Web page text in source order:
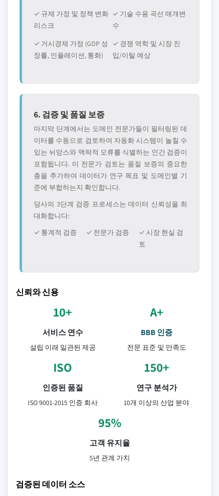
✓ 규제 가정 및 정책 변화
리스크
✓ 기술 수용 곡선 매개변
수
✓ 거시경제 가정 (GDP 성
장률, 인플레이션, 통화)
✓ 경쟁 역학 및 시장 진
입/이탈 예상
6. 검증 및 품질 보증
마지막 단계에서는 도메인 전문가들이 필터링된 데
이터를 수동으로 검토하여 자동화 시스템이 놀칠 수
있는 뉘앙스와 맥락적 오류를 식별하는 인간 검증이
포함됩니다. 이 전문가 검토는 품질 보증의 중요한
층을 추가하여 데이터가 연구 목표 및 도메인별 기
준에 부합하는지 확인합니다.
당사의 3단계 검증 프로세스는 데이터 신뢰성을 최
대화합니다:
✓ 통계적 검증
✓ 전문가 검증
✓ 시장 현실 검
토
신뢰와 신용
10+
서비스 연수
설립 이래 일관된 제공
A+
BBB 인증
전문 표준 및 만족도
ISO
인증된 품질
ISO 9001-2015 인증 회사
150+
연구 분석가
10개 이상의 산업 분야
95%
고객 유지율
5년 관계 가치
검증된 데이터 소스